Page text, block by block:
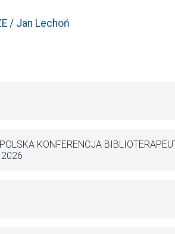
/ Jan Lechoń
KONFERENCJA